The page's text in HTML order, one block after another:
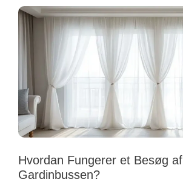
Hvordan Fungerer et Besøg af
Gardinbussen?